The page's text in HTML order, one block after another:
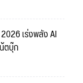
เร่งพลัง AI
ตบุ๊ก